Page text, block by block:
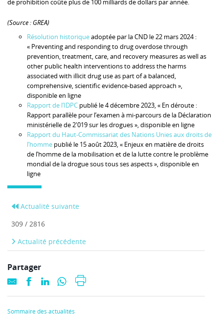
de prohibition coûte plus de 100 milliards de dollars par année.
(Source : GREA)
Résolution historiqueadoptée par la CND le 22 mars 2024 :
« Preventing and responding to drug overdose through
prevention, treatment, care, and recovery measures as well as
other public health interventions to address the harms
associated with illicit drug use as part of a balanced,
comprehensive, scientific evidence-based approach »,
disponible en ligne
Rapport de l’IDPC publié le 4 décembre 2023, « En déroute :
Rapport parallèle pour l’examen à mi-parcours de la Déclaration
ministérielle de 2'019 sur les drogues », disponible en ligne
Rapport du Haut-Commissariat des Nations Unies aux droits de
l’homme publié le 15 août 2023, « Enjeux en matière de droits
de l’homme de la mobilisation et de la lutte contre le problème
mondial de la drogue sous tous ses aspects », disponible en
ligne
Actualité suivante
309 / 2816
Actualité précédente
Partager
Sommaire des actualités